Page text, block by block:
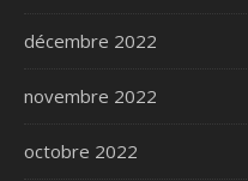
décembre 2022
novembre 2022
octobre 2022